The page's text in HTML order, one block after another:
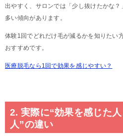
出やすく、サロンでは「少し抜けたかな
多い傾向があります。
体験1回でどれだけ毛が減るかを知りたい
おすすめです。
医療脱毛なら1回で効果を感じやすい？
2. 実際に“効果を感じた
人”の違い